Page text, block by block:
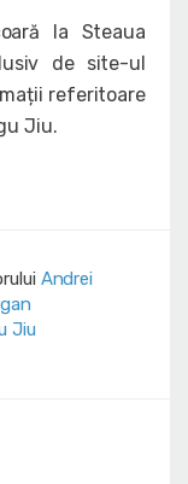
la Steaua
de site-ul
referitoare
Jiu.
Andrei
Jiu